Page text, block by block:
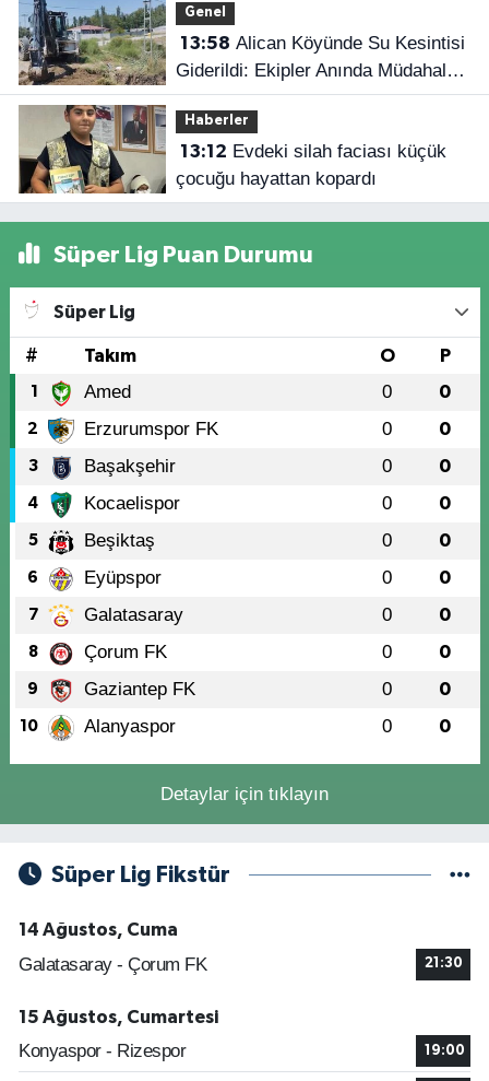
Genel
13:58
Giderildi: Ekipler Anında Müdahale
Etti
Haberler
13:12
çocuğu hayattan kopardı
Süper Lig Puan Durumu
Süper Lig
# Takım O P
1 Amed 0 0
2 Erzurumspor FK 0 0
3 Başakşehir 0 0
4 Kocaelispor 0 0
5 Beşiktaş 0 0
6 Eyüpspor 0 0
7 Galatasaray 0 0
8 Çorum FK 0 0
9 Gaziantep FK 0 0
10 Alanyaspor 0 0
Detaylar için tıklayın
Süper Lig Fikstür
14 Ağustos, Cuma
Galatasaray - Çorum FK 21:30
15 Ağustos, Cumartesi
Konyaspor - Rizespor 19:00